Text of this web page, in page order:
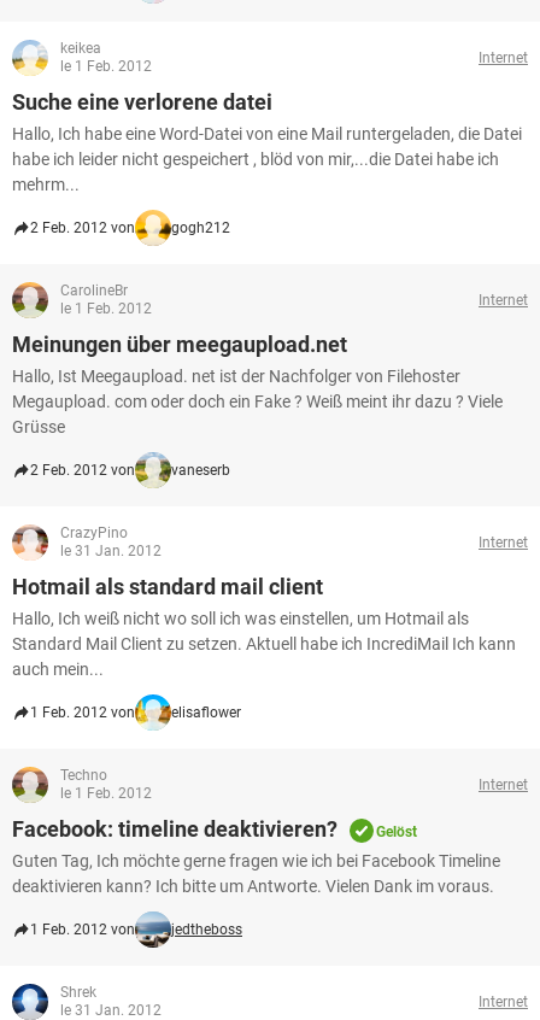
keikea
le 1 Feb. 2012
Internet
Suche eine verlorene datei
Hallo, Ich habe eine Word-Datei von eine Mail runtergeladen, die Datei
habe ich leider nicht gespeichert , blöd von mir,...die Datei habe ich
mehrm...
2 Feb. 2012 von gogh212
CarolineBr
le 1 Feb. 2012
Internet
Meinungen über meegaupload.net
Hallo, Ist Meegaupload. net ist der Nachfolger von Filehoster
Megaupload. com oder doch ein Fake ? Weiß meint ihr dazu ? Viele
Grüsse
2 Feb. 2012 von vaneserb
CrazyPino
le 31 Jan. 2012
Internet
Hotmail als standard mail client
Hallo, Ich weiß nicht wo soll ich was einstellen, um Hotmail als
Standard Mail Client zu setzen. Aktuell habe ich IncrediMail Ich kann
auch mein...
1 Feb. 2012 von elisaflower
Techno
le 1 Feb. 2012
Internet
Facebook: timeline deaktivieren? Gelöst
Guten Tag, Ich möchte gerne fragen wie ich bei Facebook Timeline
deaktivieren kann? Ich bitte um Antworte. Vielen Dank im voraus.
1 Feb. 2012 von jedtheboss
Shrek
le 31 Jan. 2012
Internet